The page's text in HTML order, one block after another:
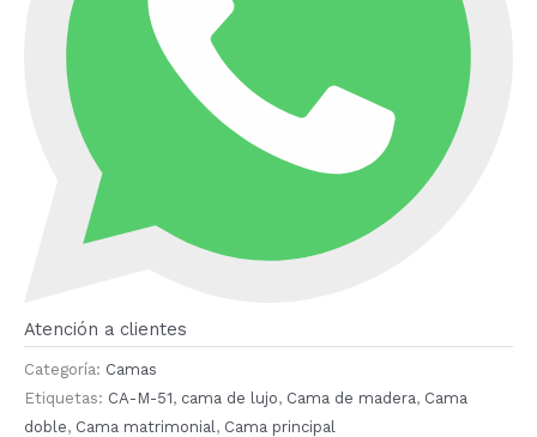
Atención a clientes
Categoría: Camas
Etiquetas: CA-M-51, cama de lujo, Cama de madera, Cama
doble, Cama matrimonial, Cama principal